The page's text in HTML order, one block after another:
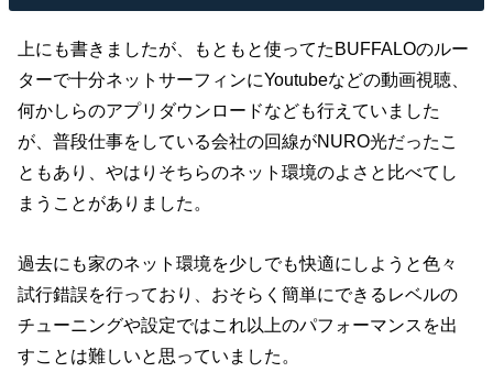
上にも書きましたが、もともと使ってたBUFFALOのルー
ターで十分ネットサーフィンにYoutubeなどの動画視聴、
何かしらのアプリダウンロードなども行えていました
が、普段仕事をしている会社の回線がNURO光だったこ
ともあり、やはりそちらのネット環境のよさと比べてし
まうことがありました。
過去にも家のネット環境を少しでも快適にしようと色々
試行錯誤を行っており、おそらく簡単にできるレベルの
チューニングや設定ではこれ以上のパフォーマンスを出
すことは難しいと思っていました。